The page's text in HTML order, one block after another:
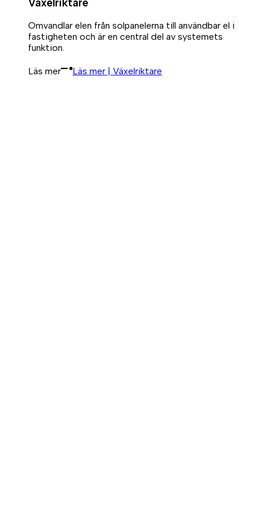
Omvandlar elen från solpanelerna till användbar el i
fastigheten och är en central del av systemets
funktion.
Läs mer Läs mer | Växelriktare